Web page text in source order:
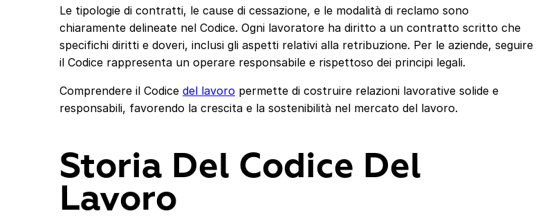
Le tipologie di contratti, le cause di cessazione, e le modalità di reclamo sono
chiaramente delineate nel Codice. Ogni lavoratore ha diritto a un contratto scritto che
specifichi diritti e doveri, inclusi gli aspetti relativi alla retribuzione. Per le aziende, seguire
il Codice rappresenta un operare responsabile e rispettoso dei principi legali.
Comprendere il Codice del lavoro permette di costruire relazioni lavorative solide e
responsabili, favorendo la crescita e la sostenibilità nel mercato del lavoro.
Storia Del Codice Del
Lavoro